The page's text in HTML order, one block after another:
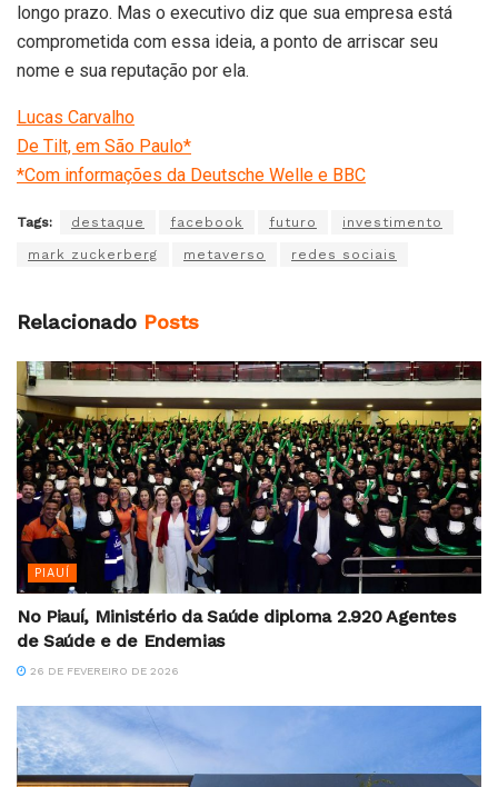
longo prazo. Mas o executivo diz que sua empresa está
comprometida com essa ideia, a ponto de arriscar seu
nome e sua reputação por ela.
Lucas Carvalho
De Tilt, em São Paulo*
*Com informações da Deutsche Welle e BBC
Tags: destaque facebook futuro investimento
mark zuckerberg metaverso redes sociais
Relacionado Posts
PIAUÍ
No Piauí, Ministério da Saúde diploma 2.920 Agentes
de Saúde e de Endemias
26 DE FEVEREIRO DE 2026